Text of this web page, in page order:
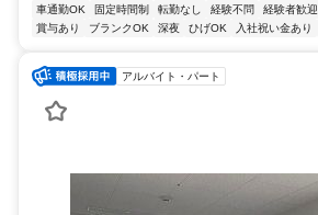
車通勤OK
固定時間制 転勤なし 経験不問 経験者歓迎
賞与あり
ブランクOK 深夜 ひげOK 入社祝い金あり
アルバイト・パート